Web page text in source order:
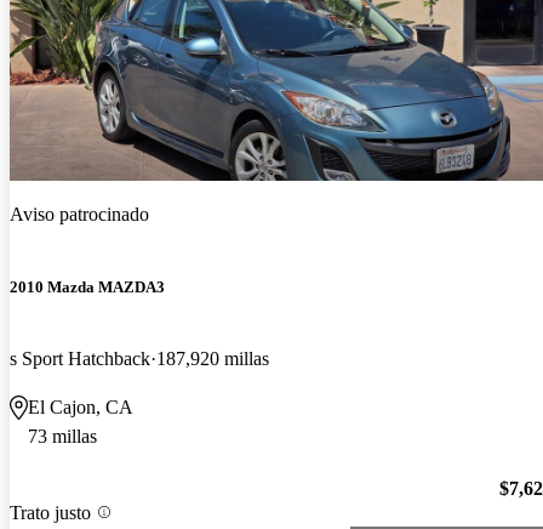
Aviso patrocinado
2010 Mazda MAZDA3
s Sport Hatchback 187,920 millas
El Cajon, CA
73 millas
Trato justo